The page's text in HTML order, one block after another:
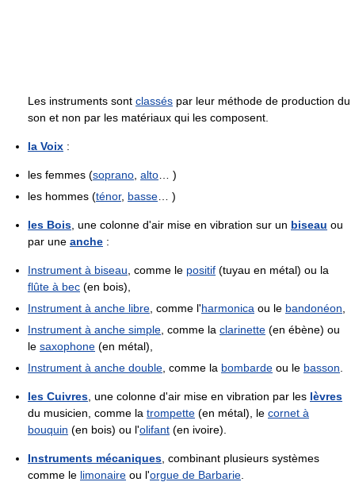
Les instruments sont classés par leur méthode de production du
son et non par les matériaux qui les composent.
la Voix :
les femmes (soprano alto … )
les hommes (ténor, basse … )
les Bois , une colonne d'air mise en vibration sur un biseau ou
par une anche :
Instrument à biseau , comme le positif (tuyau en métal) ou la
flûte à bec (en bois),
Instrument à anche libre , comme l'harmonica ou le bandonéon
Instrument à anche simple , comme la clarinette (en ébène) ou
le saxophone (en métal),
Instrument à anche double , comme la bombarde ou le basson
les Cuivres , une colonne d'air mise en vibration par les lèvres
du musicien, comme la trompette (en métal), le cornet à
bouquin (en bois) ou l'olifant (en ivoire).
Instruments mécaniques , combinant plusieurs systèmes
comme le limonaire ou l'orgue de Barbarie